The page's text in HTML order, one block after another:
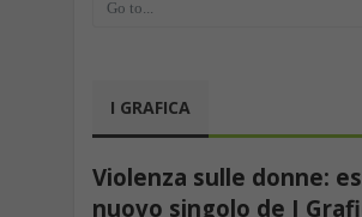
I GRAFICA
Violenza sulle donne:
nuovo singolo de I